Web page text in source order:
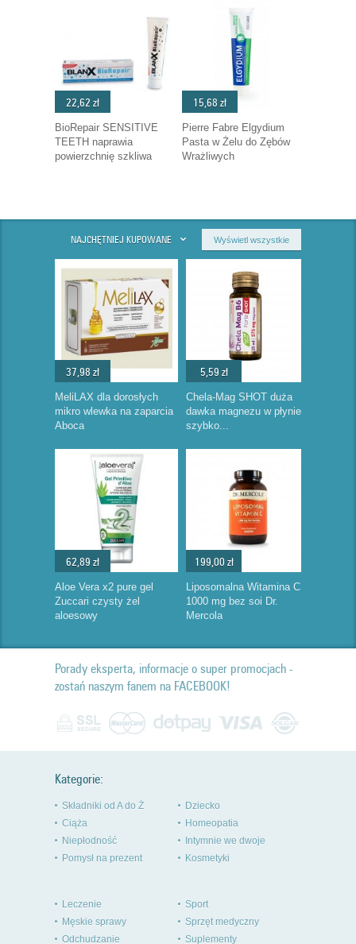
22,62 zł
BioRepair SENSITIVE
TEETH naprawia
powierzchnię szkliwa
15,68 zł
Pierre Fabre Elgydium
Pasta w Żelu do Zębów
Wrażliwych
NAJCHĘTNIEJ KUPOWANE Wyświetl wszystkie
37,98 zł
MeliLAX dla dorosłych
mikro wlewka na zaparcia
Aboca
5,59 zł
Chela-Mag SHOT duża
dawka magnezu w płynie
szybko...
62,89 zł
Aloe Vera x2 pure gel
Zuccari czysty żel
aloesowy
199,00 zł
Liposomalna Witamina C
1000 mg bez soi Dr.
Mercola
Porady eksperta, informacje o super promocjach -
zostań naszym fanem na FACEBOOK!
Kategorie:
Składniki od A do Ż
Ciąża
Niepłodność
Pomysł na prezent
Dziecko
Homeopatia
Intymnie we dwoje
Kosmetyki
Leczenie
Męskie sprawy
Odchudzanie
Sport
Sprzęt medyczny
Suplementy